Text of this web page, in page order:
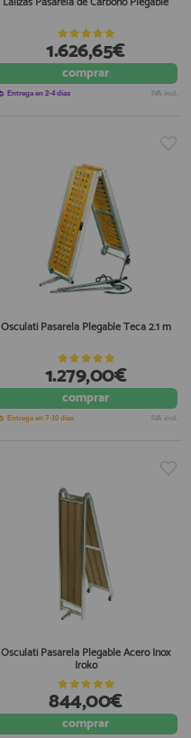
1.626,65€
comprar
Entrega en 2-4 días IVA incl.
Osculati Pasarela Plegable Teca 2.1 m
1.279,00€
comprar
Entrega en 7-10 días IVA incl.
Osculati Pasarela Plegable Acero Inox
Iroko
844,00€
comprar